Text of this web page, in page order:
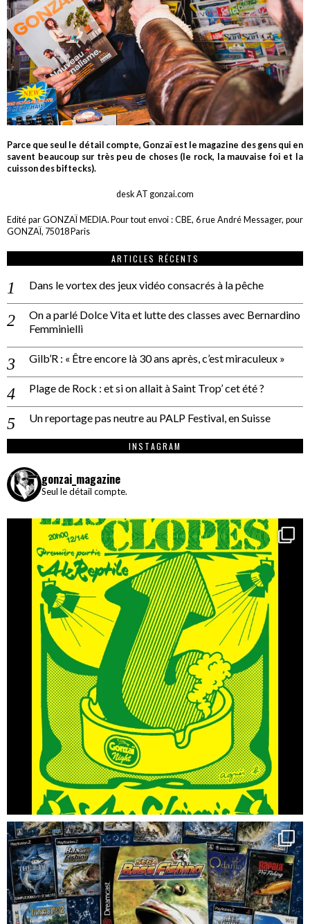
Parce que seul le détail compte, Gonzaï est le magazine des gens qui en
savent beaucoup sur très peu de choses (le rock, la mauvaise foi et la
cuisson des biftecks).
desk AT gonzai.com
Edité par GONZAÏ MEDIA. Pour tout envoi : CBE, 6 rue André Messager, pour
GONZAÏ, 75018 Paris
ARTICLES RÉCENTS
Dans le vortex des jeux vidéo consacrés à la pêche
On a parlé Dolce Vita et lutte des classes avec Bernardino
Femminielli
Gilb’R : « Être encore là 30 ans après, c’est miraculeux »
Plage de Rock : et si on allait à Saint Trop’ cet été ?
Un reportage pas neutre au PALP Festival, en Suisse
INSTAGRAM
gonzai_magazine
Seul le détail compte.